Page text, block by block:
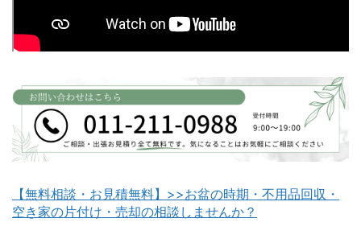
白老町不用品回収 長万部町不用品回収
【無料相談・お見積無料】>>お盆の時期・不用品回収・
空き家の片付け・売却の相談しませんか？